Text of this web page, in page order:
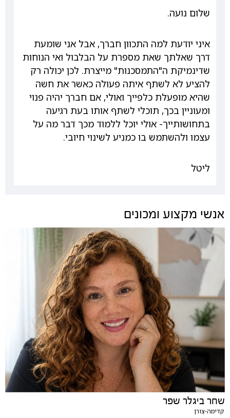
שלום נועה.
איני יודעת למה התכוון חברך, אבל אני שומעת
דרך שאלתך שאת מספרת על הבלבול ואי הנוחות
שדינמיקת ה"התמסכנות" מייצרת. לכן יכולה רק
להציע לא לשתף איתה פעולה כאשר את חשה
שהיא מופעלת כלפייך ואולי, אם חברך יהיה פנוי
ומעוניין בכך, תוכלי לשתף אותו בעת רגיעה
בתחושותייך- אולי יוכל ללמוד מכך דבר מה על
עצמו ולהשתמש בו כמניע לשינוי חיובי.
ליטל
אנשי מקצוע ומכונים
שחר ביגלר שפר
קדימה-צורן